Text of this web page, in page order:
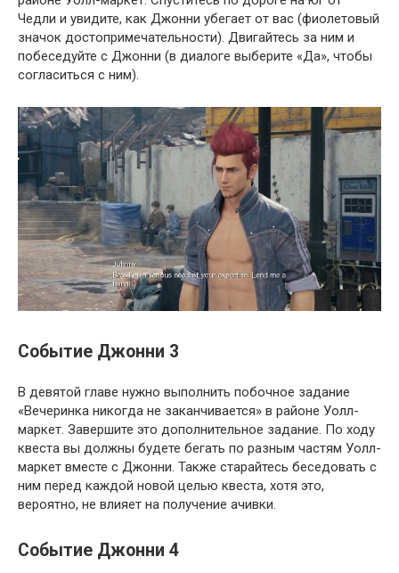
Чедли и увидите, как Джонни убегает от вас (фиолетовый
значок достопримечательности). Двигайтесь за ним и
побеседуйте с Джонни (в диалоге выберите «Да», чтобы
согласиться с ним).
Событие Джонни 3
В девятой главе нужно выполнить побочное задание
«Вечеринка никогда не заканчивается» в районе Уолл-
маркет. Завершите это дополнительное задание. По ходу
квеста вы должны будете бегать по разным частям Уолл-
маркет вместе с Джонни. Также старайтесь беседовать с
ним перед каждой новой целью квеста, хотя это,
вероятно, не влияет на получение ачивки.
Событие Джонни 4